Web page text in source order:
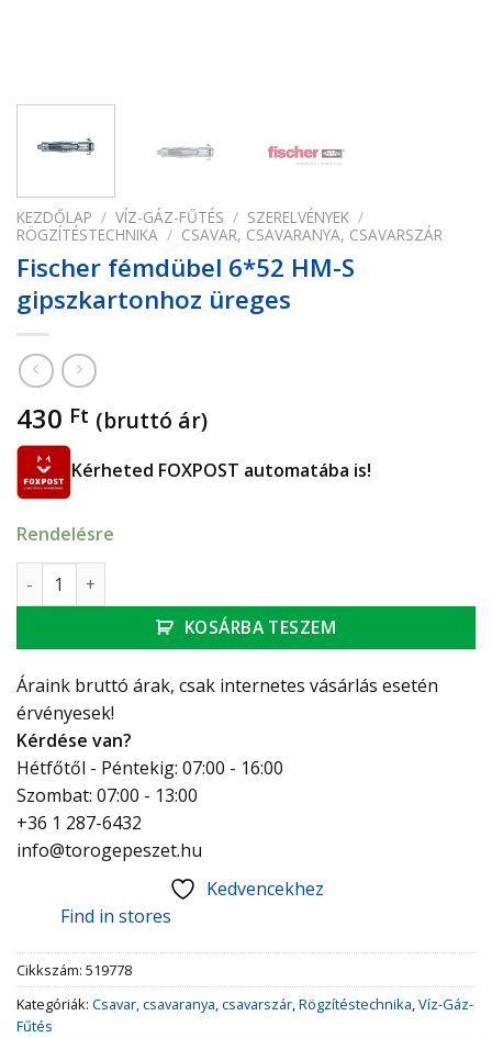
KEZDŐLAP / VÍZ-GÁZ-FŰTÉS / SZERELVÉNYEK /
RÖGZÍTÉSTECHNIKA / CSAVAR, CSAVARANYA, CSAVARSZÁR
Fischer fémdübel 6*52 HM-S
gipszkartonhoz üreges
430 Ft (bruttó ár)
Kérheted FOXPOST automatába is!
Rendelésre
Fischer fémdübel 6*52 HM-S gipszkartonhoz üreges
KOSÁRBA TESZEM
Áraink bruttó árak, csak internetes vásárlás esetén
érvényesek!
Kérdése van?
Hétfőtől - Péntekig: 07:00 - 16:00
Szombat: 07:00 - 13:00
+36 1 287-6432
info@torogepeszet.hu
Kedvencekhez
Find in stores
Cikkszám: 519778
Kategóriák: Csavar, csavaranya, csavarszár,Rögzítéstechnika,Víz-Gáz-
Fűtés